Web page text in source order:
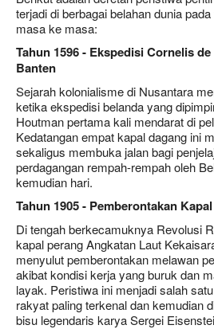
terjadi di berbagai belahan dunia
masa ke masa:
Tahun 1596 - Ekspedisi Cornelis
Banten
Sejarah kolonialisme di Nusantara
ketika ekspedisi belanda yang
Houtman pertama kali mendarat di
Kedatangan empat kapal dagang ini
sekaligus membuka jalan bagi
perdagangan rempah-rempah oleh
kemudian hari.
Tahun 1905 - Pemberontakan
Di tengah berkecamuknya Revolusi
kapal perang Angkatan Laut
menyulut pemberontakan melawan
akibat kondisi kerja yang buruk dan
layak. Peristiwa ini menjadi salah
rakyat paling terkenal dan kemudian
bisu legendaris karya Sergei